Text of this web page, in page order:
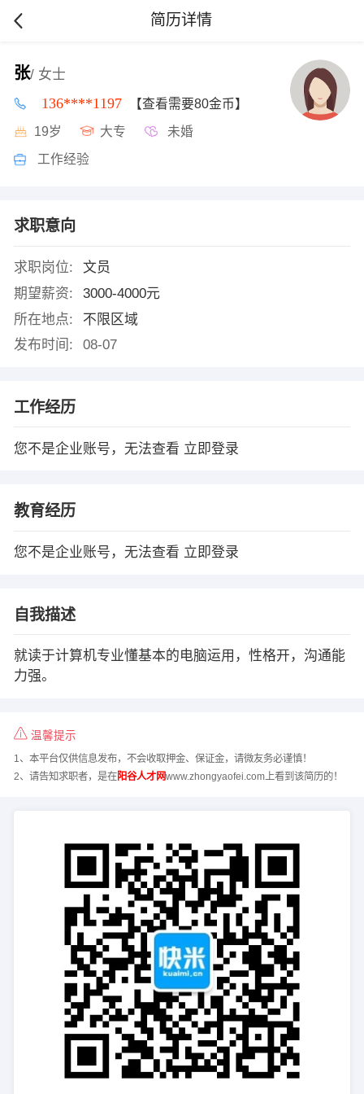
简历详情
张/ 女士
136****1197 【查看需要80金币】
19岁 大专 未婚
工作经验
求职意向
求职岗位:
文员
期望薪资:
3000-4000元
所在地点:
不限区域
发布时间:
08-07
工作经历
您不是企业账号，无法查看 立即登录
教育经历
您不是企业账号，无法查看 立即登录
自我描述
就读于计算机专业懂基本的电脑运用，性格开，沟通能
力强。
温馨提示
1、本平台仅供信息发布，不会收取押金、保证金，请微友务必谨慎！
2、请告知求职者，是在阳谷人才网www.zhongyaofei.com上看到该简历的！